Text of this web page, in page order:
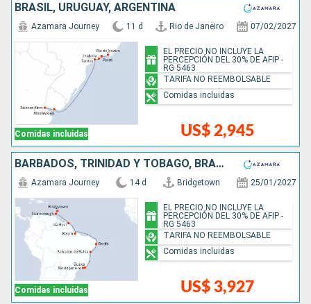
BRASIL, URUGUAY, ARGENTINA
Comidas incluidas
Azamara Journey 11 d Rio de Janeiro 07/02/2027
US$ 2,945
EL PRECIO NO INCLUYE LA
PERCEPCIÓN DEL 30% DE AFIP -
RG 5463
TARIFA NO REEMBOLSABLE
Comidas incluidas
BARBADOS, TRINIDAD Y TOBAGO, BRASIL
Comidas incluidas
Azamara Journey 14 d Bridgetown 25/01/2027
US$ 3,927
EL PRECIO NO INCLUYE LA
PERCEPCIÓN DEL 30% DE AFIP -
RG 5463
TARIFA NO REEMBOLSABLE
Comidas incluidas